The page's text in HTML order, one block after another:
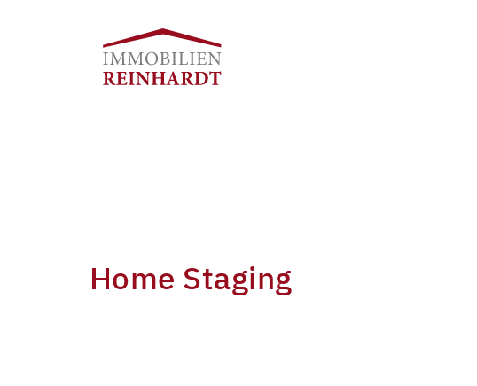
Home Staging